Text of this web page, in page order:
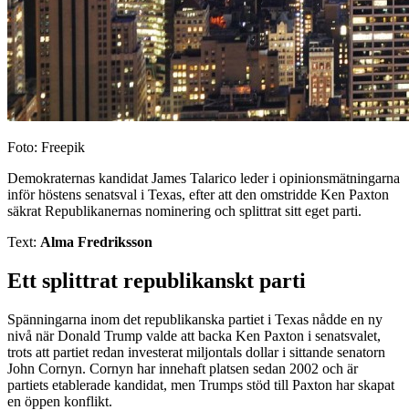
Foto: Freepik
Demokraternas kandidat James Talarico leder i opinionsmätningarna
inför höstens senatsval i Texas, efter att den omstridde Ken Paxton
säkrat Republikanernas nominering och splittrat sitt eget parti.
Text: Alma Fredriksson
Ett splittrat republikanskt parti
Spänningarna inom det republikanska partiet i Texas nådde en ny
nivå när Donald Trump valde att backa Ken Paxton i senatsvalet,
trots att partiet redan investerat miljontals dollar i sittande senatorn
John Cornyn. Cornyn har innehaft platsen sedan 2002 och är
partiets etablerade kandidat, men Trumps stöd till Paxton har skapat
en öppen konflikt.